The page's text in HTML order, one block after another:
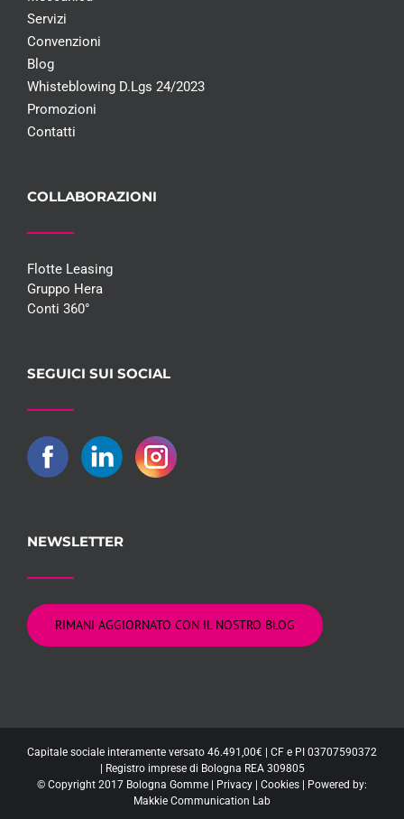
Servizi
Convenzioni
Blog
Whisteblowing D.Lgs 24/2023
Promozioni
Contatti
COLLABORAZIONI
Flotte Leasing
Gruppo Hera
Conti 360°
SEGUICI SUI SOCIAL
NEWSLETTER
RIMANI AGGIORNATO CON IL NOSTRO BLOG
Capitale sociale interamente versato 46.491,00€ | CF e PI 03707590372
| Registro imprese di Bologna REA 309805
© Copyright 2017 Bologna Gomme | Privacy | Cookies | Powered by:
Makkie Communication Lab